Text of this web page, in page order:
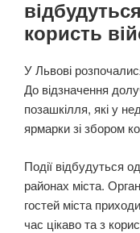
користь
У Львові
До відзначення
позашкілля, які у
ярмарки зі збором
Події відбудуться
районах міста.
гостей міста
час цікаво та з